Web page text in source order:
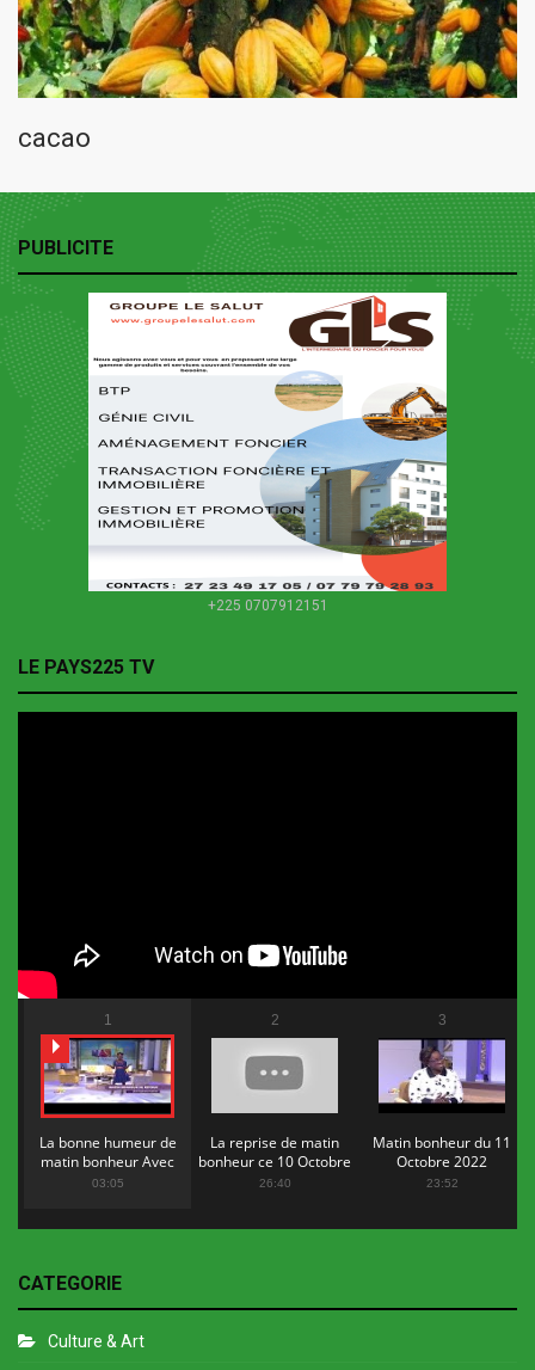
cacao
PUBLICITE
+225 0707912151
LE PAYS225 TV
1
La bonne humeur de
matin bonheur Avec
Flopy Mendosa
03:05
2
La reprise de matin
bonheur ce 10 Octobre
2022
26:40
3
Matin bonheur du 11
Octobre 2022
23:52
CATEGORIE
Culture & Art